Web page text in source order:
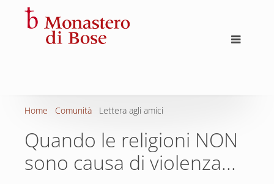
Home Comunità Lettera agli amici
Quando le religioni NON
sono causa di violenza...